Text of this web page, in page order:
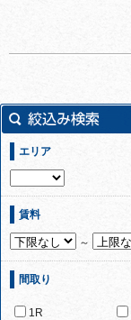
エリア
賃料
～
間取り
1R